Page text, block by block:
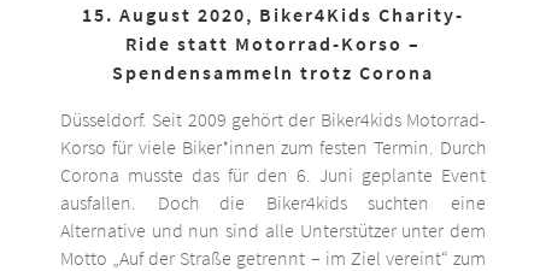
15. August 2020, Biker4Kids Charity-
Ride statt Motorrad-Korso –
Spendensammeln trotz Corona
Düsseldorf. Seit 2009 gehört der Biker4kids Motorrad-
Korso für viele Biker*innen zum festen Termin. Durch
Corona musste das für den 6. Juni geplante Event
ausfallen. Doch die Biker4kids suchten eine
Alternative und nun sind alle Unterstützer unter dem
Motto „Auf der Straße getrennt – im Ziel vereint“ zum